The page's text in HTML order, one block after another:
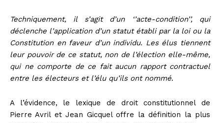
Techniquement, il s’agit d’un ‘’acte-condition’’, qui
déclenche l’application d’un statut établi par la loi ou la
Constitution en faveur d’un individu. Les élus tiennent
leur pouvoir de ce statut, non de l’élection elle-même,
qui ne comporte de ce fait aucun rapport contractuel
entre les électeurs et l’élu qu’ils ont nommé.
A l’évidence, le lexique de droit constitutionnelde
Pierre Avril et Jean Gicquel offre la définition la plus